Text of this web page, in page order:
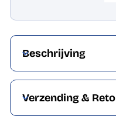
Beschrijving
Verzending &